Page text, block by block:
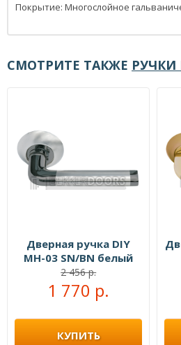
Покрытие: Многослойное
СМОТРИТЕ ТАКЖЕ РУЧКИ
Дверная ручка DIY
MH-03 SN/BN белый
никель/черный никель
2 456 р.
1 770 р.
КУПИТЬ